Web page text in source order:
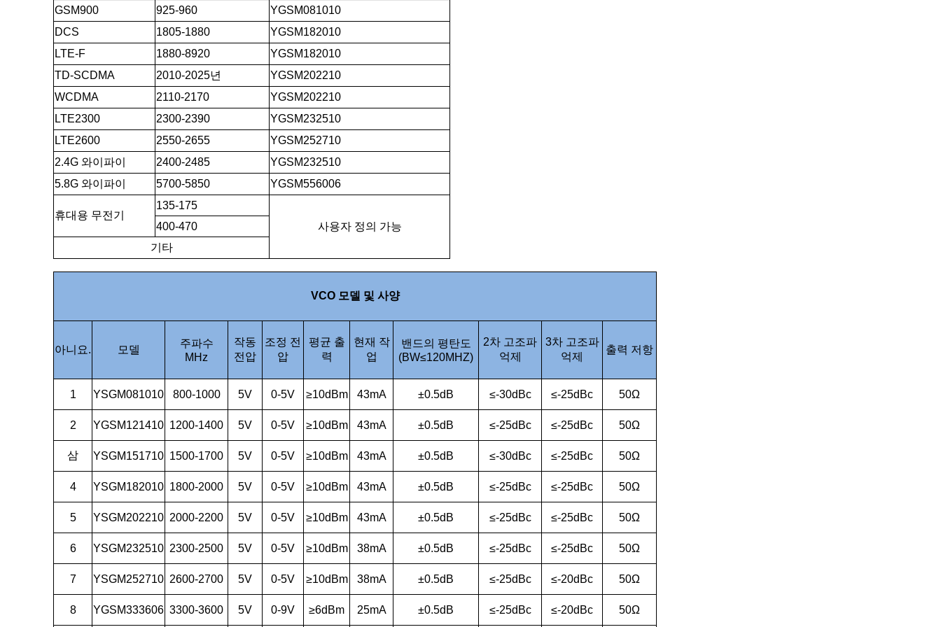
GSM900
925-960
YGSM081010
DCS
1805-1880
YGSM182010
LTE-F
1880-8920
YGSM182010
TD-SCDMA
2010-2025년
YGSM202210
WCDMA
2110-2170
YGSM202210
LTE2300
2300-2390
YGSM232510
LTE2600
2550-2655
YGSM252710
2.4G 와이파이
2400-2485
YGSM232510
5.8G 와이파이
5700-5850 YGSM556006
휴대용 무전기
135-175
사용자 정의 가능
400-470
기타
VCO 모델 및 사양
아니요. 모델
주파수
MHz
작동
전압
조정 전
압
평균 출
력
현재 작
업
밴드의 평탄도
(BW≤120MHZ)
2차 고조파
억제
3차 고조파
억제
출력 저항
1 YSGM081010 800-1000 5V 0-5V ≥10dBm 43mA ±0.5dB ≤-30dBc ≤-25dBc 50Ω
2 YGSM121410 1200-1400 5V 0-5V ≥10dBm 43mA ±0.5dB ≤-25dBc ≤-25dBc 50Ω
삼 YSGM151710 1500-1700 5V 0-5V ≥10dBm 43mA ±0.5dB ≤-30dBc ≤-25dBc 50Ω
4 YSGM182010 1800-2000 5V 0-5V ≥10dBm 43mA ±0.5dB ≤-25dBc ≤-25dBc 50Ω
5 YSGM202210 2000-2200 5V 0-5V ≥10dBm 43mA ±0.5dB ≤-25dBc ≤-25dBc 50Ω
6 YSGM232510 2300-2500 5V 0-5V ≥10dBm 38mA ±0.5dB ≤-25dBc ≤-25dBc 50Ω
7 YSGM252710 2600-2700 5V 0-5V ≥10dBm 38mA ±0.5dB ≤-25dBc ≤-20dBc 50Ω
8 YGSM333606 3300-3600 5V 0-9V ≥6dBm 25mA ±0.5dB ≤-25dBc ≤-20dBc 50Ω